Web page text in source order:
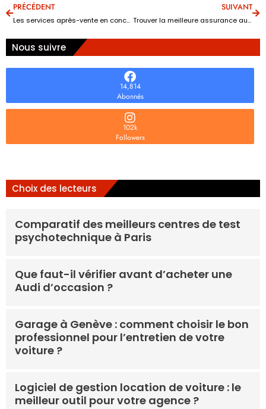
PRÉCÉDENT
Les services après-vente en concession auto : garanties, entretiens et plus
SUIVANT
Trouver la meilleure assurance automobile
Nous suivre
14,814
Abonnés
102k
Followers
Choix des lecteurs
Comparatif des meilleurs centres de test
psychotechnique à Paris
Que faut-il vérifier avant d’acheter une
Audi d’occasion ?
Garage à Genève : comment choisir le bon
professionnel pour l’entretien de votre
voiture ?
Logiciel de gestion location de voiture : le
meilleur outil pour votre agence ?